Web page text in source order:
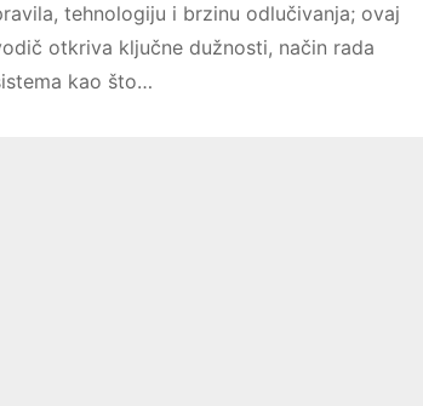
tehnologiju i brzinu odlučivanja; ovaj
otkriva ključne dužnosti, način rada
kao što…